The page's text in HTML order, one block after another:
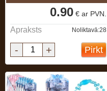
0.90 € ar PVN.
Apraksts Noliktavā:28
- + Pirkt